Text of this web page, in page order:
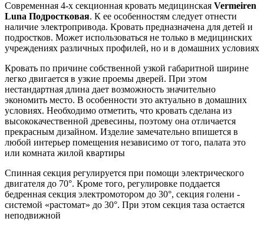
Современная 4-х секционная кровать медицинская Vermeiren
Luna Подростковая. К ее особенностям следует отнести
наличие электропривода. Кровать предназначена для детей и
подростков. Может использоваться не только в медицинских
учреждениях различных профилей, но и в домашних условиях
Кровать по причине собственной узкой габаритной ширине
легко двигается в узкие проемы дверей. При этом
нестандартная длина дает возможность значительно
экономить место. В особенности это актуально в домашних
условиях. Необходимо отметить, что кровать сделана из
высококачественной древесины, поэтому она отличается
прекрасным дизайном. Изделие замечательно впишется в
любой интерьер помещения независимо от того, палата это
или комната жилой квартиры
Спинная секция регулируется при помощи электрического
двигателя до 70°. Кроме того, регулировке поддается
бедренная секция электромотором до 30°, секция голени -
системой «растомат» до 30°. При этом секция таза остается
неподвижной